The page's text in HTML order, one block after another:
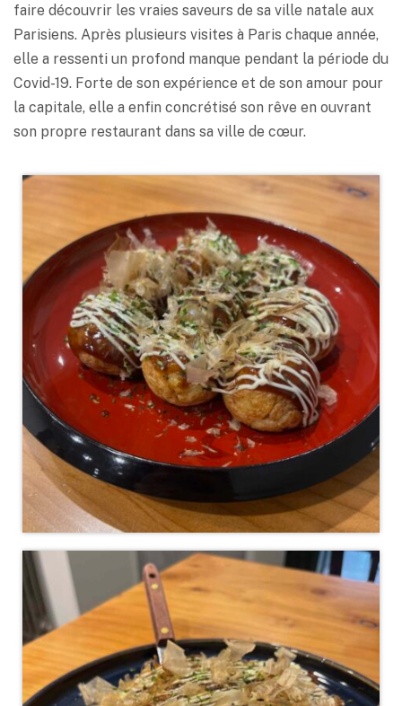
faire découvrir les vraies saveurs de sa ville natale aux
Parisiens. Après plusieurs visites à Paris chaque année,
elle a ressenti un profond manque pendant la période du
Covid-19. Forte de son expérience et de son amour pour
la capitale, elle a enfin concrétisé son rêve en ouvrant
son propre restaurant dans sa ville de cœur.